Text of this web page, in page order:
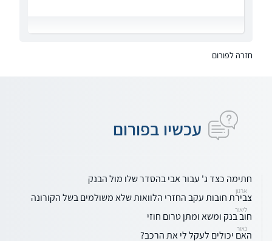
חזרה לפורום
עכשיו בפורום
חתימה כצד ג' עבור אבי בהסדר שלו מול הבנק
ארנון
צבירת חובות עקב החזרי הלוואות שלא משולמים בשל הקורונה
ליאור
חוב בנק ומשא ומתן טרום חוזי
נאור
האם יכולים לעקל לי את הרכב?